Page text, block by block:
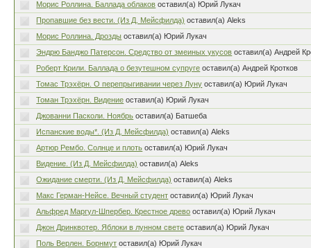
Морис Роллина. Баллада облаков оставил(а) Юрий Лукач
Пропавшие без вести. (Из Д. Мейсфилда) оставил(а) Aleks
Морис Роллина. Дрозды оставил(а) Юрий Лукач
Эндрю Банджо Патерсон. Средство от змеиных укусов оставил(а) Андрей
Роберт Крили. Баллада о безутешном супруге оставил(а) Андрей Кротков
Томас Трэхёрн. О перепрыгивании через Луну оставил(а) Юрий Лукач
Томан Трэхёрн. Видение оставил(а) Юрий Лукач
Джованни Пасколи. Ноябрь оставил(а) Батшеба
Испанские воды*. (Из Д. Мейсфилда) оставил(а) Aleks
Артюр Рембо. Солнце и плоть оставил(а) Юрий Лукач
Видение. (Из Д. Мейсфилда) оставил(а) Aleks
Ожидание смерти. (Из Д. Мейсфилда) оставил(а) Aleks
Макс Герман-Нейсе. Вечный студент оставил(а) Юрий Лукач
Альфред Маргул-Шпербер. Крестное древо оставил(а) Юрий Лукач
Джон Дринквотер. Яблоки в лунном свете оставил(а) Юрий Лукач
Поль Верлен. Борнмут оставил(а) Юрий Лукач